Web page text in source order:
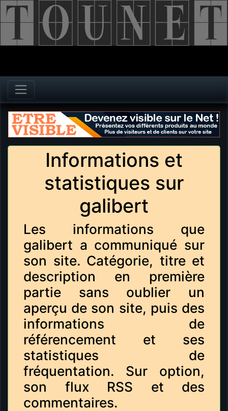
Informations et
statistiques sur
galibert
Les informations que
galibert a communiqué sur
son site. Catégorie, titre et
description en première
partie sans oublier un
aperçu de son site, puis des
informations de
référencement et ses
statistiques de
fréquentation. Sur option,
son flux RSS et des
commentaires.